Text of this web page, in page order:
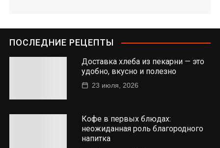
ПОСЛЕДНИЕ РЕЦЕПТЫ
Доставка хлеба из пекарни — это
удобно, вкусно и полезно
23 июля, 2026
Кофе в первых блюдах:
неожиданная роль благородного
напитка